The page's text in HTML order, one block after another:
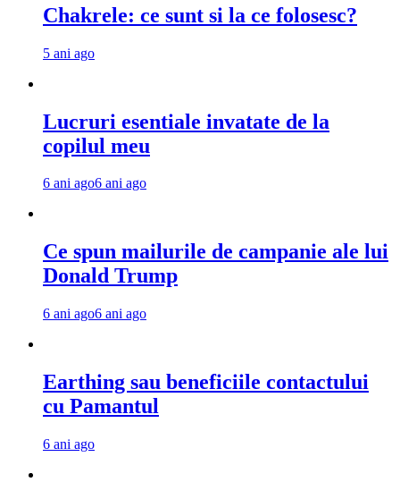
Chakrele: ce sunt si la ce folosesc?
5 ani ago
Lucruri esentiale invatate de la
copilul meu
6 ani ago6 ani ago
Ce spun mailurile de campanie ale lui
Donald Trump
6 ani ago6 ani ago
Earthing sau beneficiile contactului
cu Pamantul
6 ani ago